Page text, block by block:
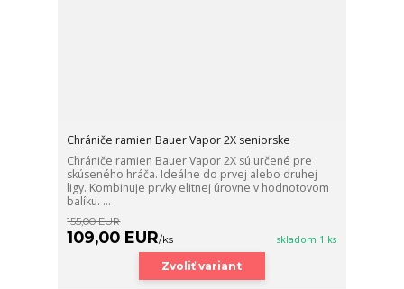
Chrániče ramien Bauer Vapor 2X seniorske
Chrániče ramien Bauer Vapor 2X sú určené pre
skúseného hráča. Ideálne do prvej alebo druhej
ligy. Kombinuje prvky elitnej úrovne v hodnotovom
balíku. ...
155,00 EUR
109,00 EUR/ks skladom 1 ks
Zvoliť variant